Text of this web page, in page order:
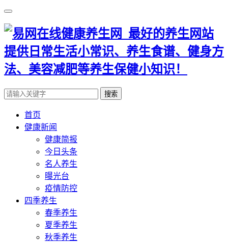
搜索
首页
健康新闻
健康简报
今日头条
名人养生
曝光台
疫情防控
四季养生
春季养生
夏季养生
秋季养生